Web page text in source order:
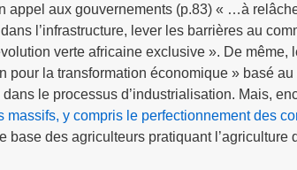
appel aux gouvernements (p.83) « …à
l’infrastructure, lever les barrières au
verte africaine exclusive ». De même,
pour la transformation économique » basé
le processus d’industrialisation. Mais,
massifs, y compris le perfectionnement des
base des agriculteurs pratiquant